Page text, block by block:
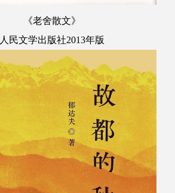
《老舍散文》
人民文学出版社2013年版